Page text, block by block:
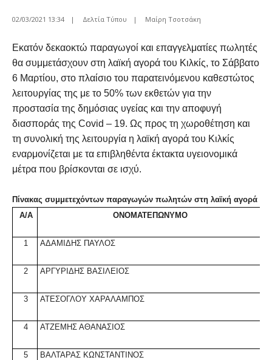
02/03/2021 13:34 | Δελτία Τύπου | Μαίρη Τσοτσάκη
Εκατόν δεκαοκτώ παραγωγοί και επαγγελματίες πωλητές
θα συμμετάσχουν στη λαϊκή αγορά του Κιλκίς, το Σάββατο
6 Μαρτίου, στο πλαίσιο του παρατεινόμενου καθεστώτος
λειτουργίας της με το 50% των εκθετών για την
προστασία της δημόσιας υγείας και την αποφυγή
διασποράς της Covid – 19. Ως προς τη χωροθέτηση και
τη συνολική της λειτουργία η λαϊκή αγορά του Κιλκίς
εναρμονίζεται με τα επιβληθέντα έκτακτα υγειονομικά
μέτρα που βρίσκονται σε ισχύ.
Πίνακας συμμετεχόντων παραγωγών πωλητών στη λαϊκή αγορά
Α/Α
ΟΝΟΜΑΤΕΠΩΝΥΜΟ
1 ΑΔΑΜΙΔΗΣ ΠΑΥΛΟΣ
2 ΑΡΓΥΡΙΔΗΣ ΒΑΣΙΛΕΙΟΣ
3 ΑΤΕΣΟΓΛΟΥ ΧΑΡΑΛΑΜΠΟΣ
4 ATZEM ΗΣ ΑΘΑΝΑΣΙΟΣ
5 ΒΑΛΤΑΡΑΣ ΚΩΝΣΤΑΝΤΙΝΟΣ